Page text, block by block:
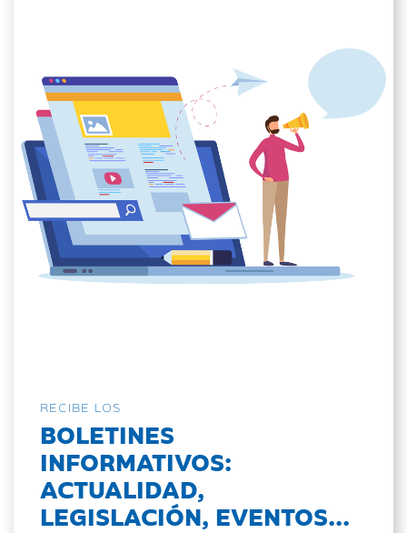
RECIBE LOS
BOLETINES
INFORMATIVOS:
ACTUALIDAD,
LEGISLACIÓN, EVENTOS...